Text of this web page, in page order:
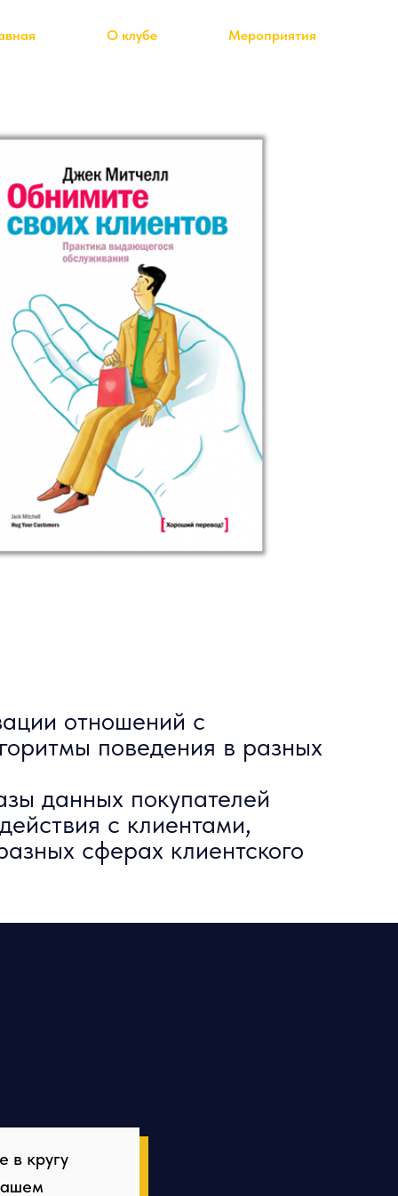
О клубе Мероприятия
отношений с
поведения в разных
данных покупателей
с клиентами,
сферах клиентского
в кругу